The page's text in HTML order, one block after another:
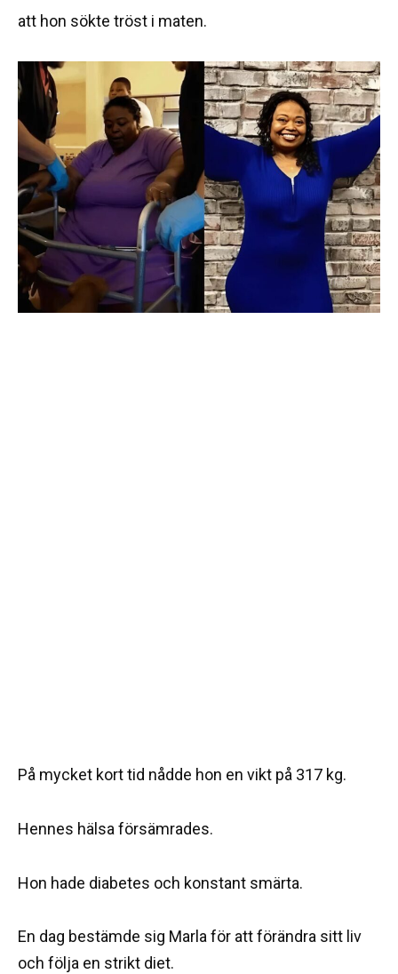
att hon sökte tröst i maten.
På mycket kort tid nådde hon en vikt på 317 kg.
Hennes hälsa försämrades.
Hon hade diabetes och konstant smärta.
En dag bestämde sig Marla för att förändra sitt liv
och följa en strikt diet.